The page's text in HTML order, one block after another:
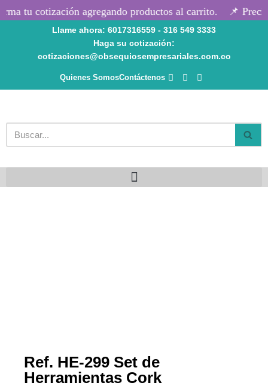
contenido
tu cotización agregando productos al carrito. 📌
Llame ahora: 6017316559 - 316 549 3333
Haga su cotización:
cotizaciones@obsequiosempresariales.com.co
Quienes SomosContáctenos
Ref. HE-299 Set de
Herramientas Cork